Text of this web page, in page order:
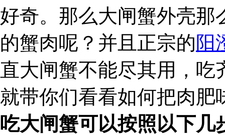
好奇。那么大闸蟹外壳那
的蟹肉呢？并且正宗的阳
直大闸蟹不能尽其用，
就带你们看看如何把肉肥
吃大闸蟹可以按照以下几